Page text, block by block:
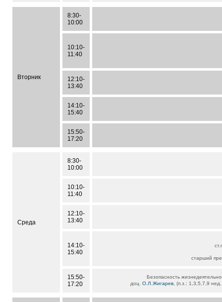
Вторник
8:30-
10:00
10:10-
11:40
12:10-
13:40
14:10-
15:40
15:50-
17:20
Среда
8:30-
10:00
10:10-
11:40
12:10-
13:40
14:10-
15:40
старший
15:50-
17:20
Безопасность
доц. О.Л.Жигарев , (п.з.: 1,3,5,7,9